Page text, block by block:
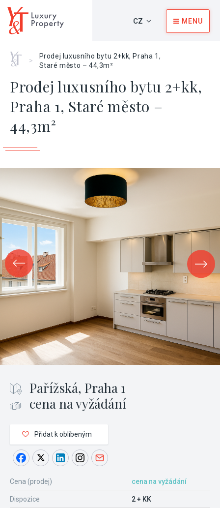
CZ MENU
Home
>
Prodej luxusního bytu 2+kk, Praha 1,
Staré město – 44,3m²
Prodej luxusního bytu 2+kk,
Praha 1, Staré město –
44,3m²
Pařížská, Praha 1
cena na vyžádání
Přidat k oblíbeným
Cena (prodej) cena na vyžádání
Dispozice 2 + KK